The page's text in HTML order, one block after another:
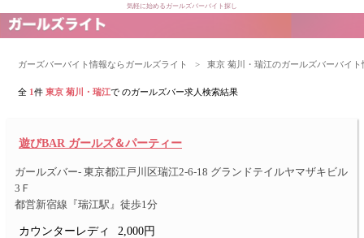
気軽に始めるガールズバーバイト探し
ガーズバーバイト情報ならガールズライト > 東京 菊川・瑞江のガールズバーバイト
全 1件東京 菊川・瑞江で のガールズバー求人検索結果
遊びBAR ガールズ＆パーティー
ガールズバー- 東京都江戸川区瑞江2-6-18 グランドテイルヤマザキビル
3Ｆ
都営新宿線『瑞江駅』徒歩1分
カウンターレディ 2,000円